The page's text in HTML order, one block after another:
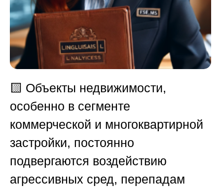
🟨 Объекты недвижимости,
особенно в сегменте
коммерческой и многоквартирной
застройки, постоянно
подвергаются воздействию
агрессивных сред, перепадам